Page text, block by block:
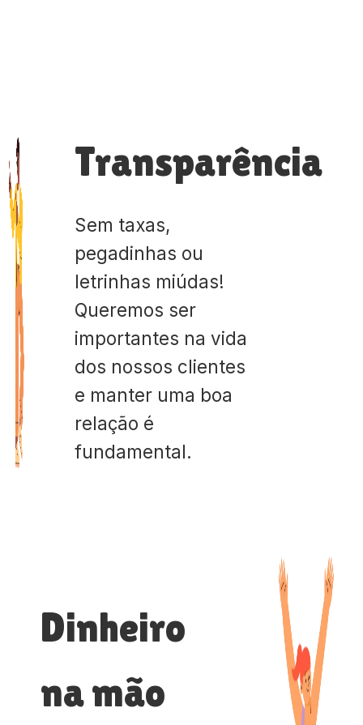
Transparência
Sem taxas,
pegadinhas ou
letrinhas miúdas!
Queremos ser
importantes na vida
dos nossos clientes
e manter uma boa
relação é
fundamental.
Dinheiro
na mão